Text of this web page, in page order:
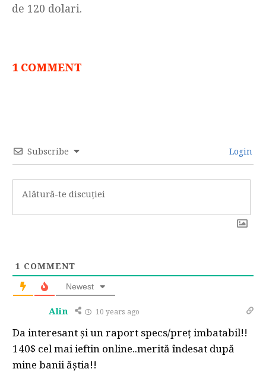
de 120 dolari.
1 COMMENT
Subscribe Login
1 COMMENT
Newest
Alin 10 years ago
Da interesant și un raport specs/preț imbatabil!!
140$ cel mai ieftin online..merită îndesat după
mine banii ăștia!!